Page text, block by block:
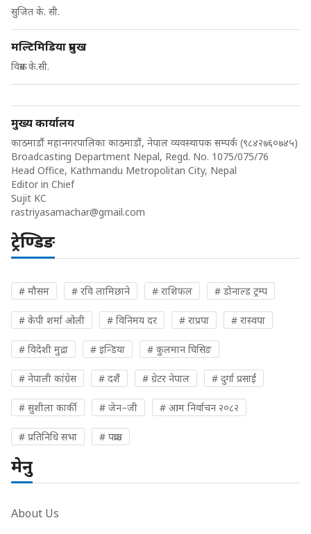
सुजित के. सी.
मल्टिमिडिया प्रमुख
विक्रम के.सी.
मुख्य कार्यालय
काठमाडौं महानगरपालिका काठमाडौं, नेपाल व्यवस्थापक सम्पर्क (९८४२७६०७४५)
Broadcasting Department Nepal, Regd. No. 1075/075/76
Head Office, Kathmandu Metropolitan City, Nepal
Editor in Chief
Sujit KC
rastriyasamachar@gmail.com
ट्रेण्डिङ
# मौसम # रवि लामिछाने # राशिफल # डोनाल्ड ट्रम्प
# केपी शर्मा ओली # विनिमय दर # राप्रपा # रास्वपा
# विदेशी मुद्रा # इन्डिया # कुलमान घिसिङ
# नेपाली कांग्रेस # दशैं # ग्रेटर नेपाल # दुर्गा प्रसाईं
# सुशीला कार्की # जेन–जी # आम निर्वाचन २०८२
# प्रतिनिधि सभा # पक्राउ
मेनु
About Us